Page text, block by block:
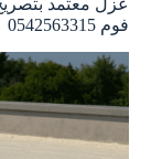
عزل معتمد
فوم 0542563315